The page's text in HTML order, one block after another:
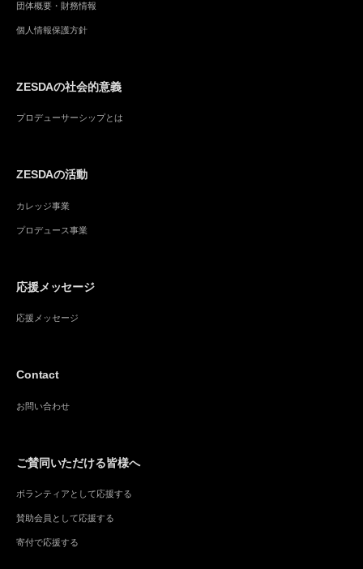
団体概要・財務情報
個人情報保護方針
ZESDAの社会的意義
プロデューサーシップとは
ZESDAの活動
カレッジ事業
プロデュース事業
応援メッセージ
応援メッセージ
Contact
お問い合わせ
ご賛同いただける皆様へ
ボランティアとして応援する
賛助会員として応援する
寄付で応援する